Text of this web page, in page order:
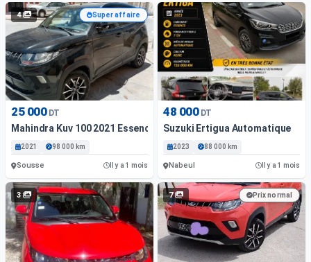
4 Super affaire
25 000 DT
Mahindra Kuv 100 2021 Essence 98 Km Sousse
2021 98 000 km
Sousse Il y a 1 mois
48 000 DT
Suzuki Ertigua Automatique
2023 88 000 km
Nabeul Il y a 1 mois
3 7 Prix normal